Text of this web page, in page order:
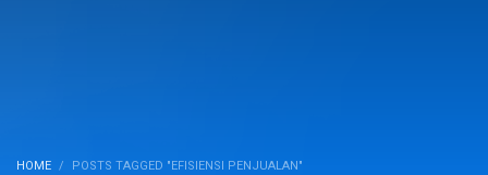
HOME POSTS TAGGED "EFISIENSI PENJUALAN"